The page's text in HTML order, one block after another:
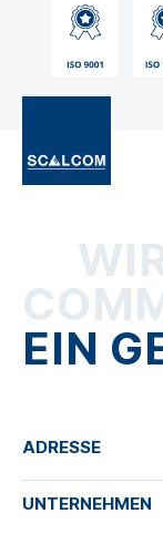
EIN
ADRESSE
UNTERNEHMEN